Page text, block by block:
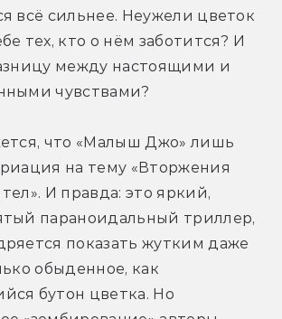
всё сильнее. Неужели цветок
тех, кто о нём заботится? И
между настоящими и
чувствами?
что «Малыш Джо» лишь
на тему «Вторжения
И правда: это яркий,
параноидальный триллер,
показать жутким даже
обыденное, как
бутон цветка. Но